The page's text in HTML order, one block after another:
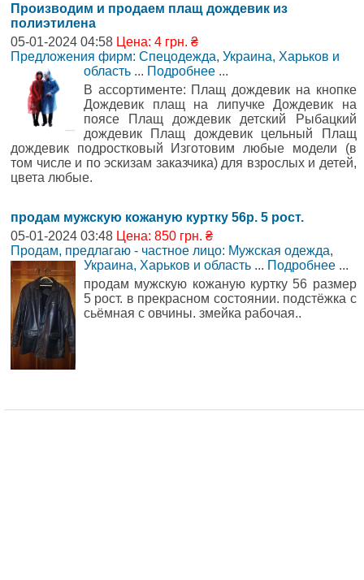
Производим и продаем плащ дождевик из
полиэтилена
05-01-2024 04:58 Цена: 4 грн. ₴
Предложения фирм: Спецодежда, Украина, Харьков и
область ... Подробнее ...
В ассортименте: Плащ дождевик на кнопке
Дождевик плащ на липучке Дождевик на
поясе Плащ дождевик детский Рыбацкий
дождевик Плащ дождевик цельный Плащ
дождевик подростковый Изготовим любые модели (в
том числе и по эскизам заказчика) для взрослых и детей,
цвета любые.
продам мужскую кожаную куртку 56р. 5 рост.
05-01-2024 03:48 Цена: 850 грн. ₴
Продам, предлагаю - частное лицо: Мужская одежда,
Украина, Харьков и область ... Подробнее ...
продам мужскую кожаную куртку 56 размер
5 рост. в прекрасном состоянии. подстёжка с
сьёмная с овчины. змейка рабочая..